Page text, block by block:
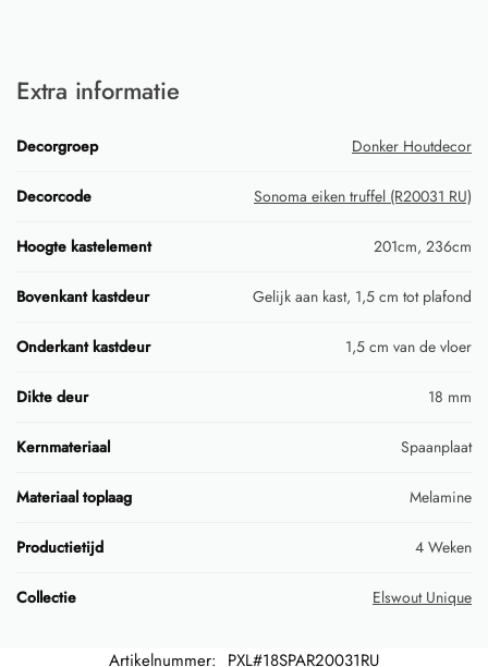
Extra informatie
Decorgroep Donker Houtdecor
Decorcode Sonoma eiken truffel (R20031 RU)
Hoogte kastelement 201cm, 236cm
Bovenkant kastdeur Gelijk aan kast, 1,5 cm tot plafond
Onderkant kastdeur 1,5 cm van de vloer
Dikte deur 18 mm
Kernmateriaal Spaanplaat
Materiaal toplaag Melamine
Productietijd 4 Weken
Collectie Elswout Unique
Artikelnummer: PXL#18SPAR20031RU